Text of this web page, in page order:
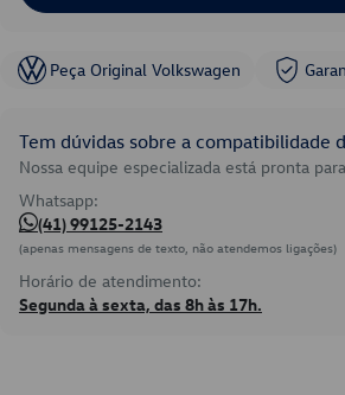
Peça Original Volkswagen
Tem dúvidas sobre a compatibilidade
Nossa equipe especializada está pronta
Whatsapp:
(41) 99125-2143
(apenas mensagens de texto, não atendemos ligações)
Horário de atendimento:
Segunda à sexta, das 8h às 17h.